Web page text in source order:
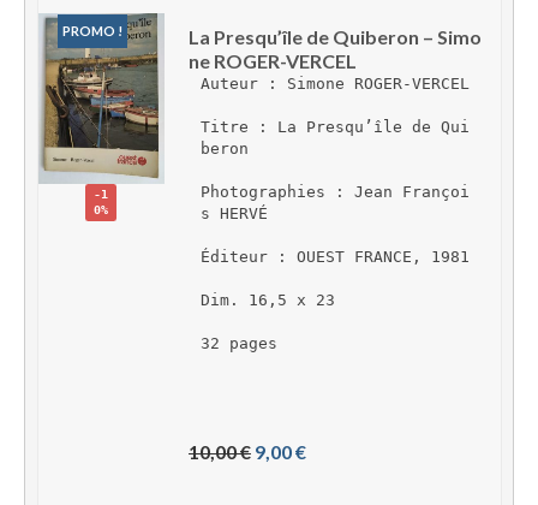
PROMO !
-1
0%
La Presqu’île de Quiberon – Simo
ne ROGER-VERCEL
Auteur : Simone ROGER-VERCEL
Titre : La Presqu’île de Qui
beron
Photographies : Jean Françoi
s HERVÉ
Éditeur : OUEST FRANCE, 1981
Dim. 16,5 x 23
32 pages
10,00 € L
9,00 €L